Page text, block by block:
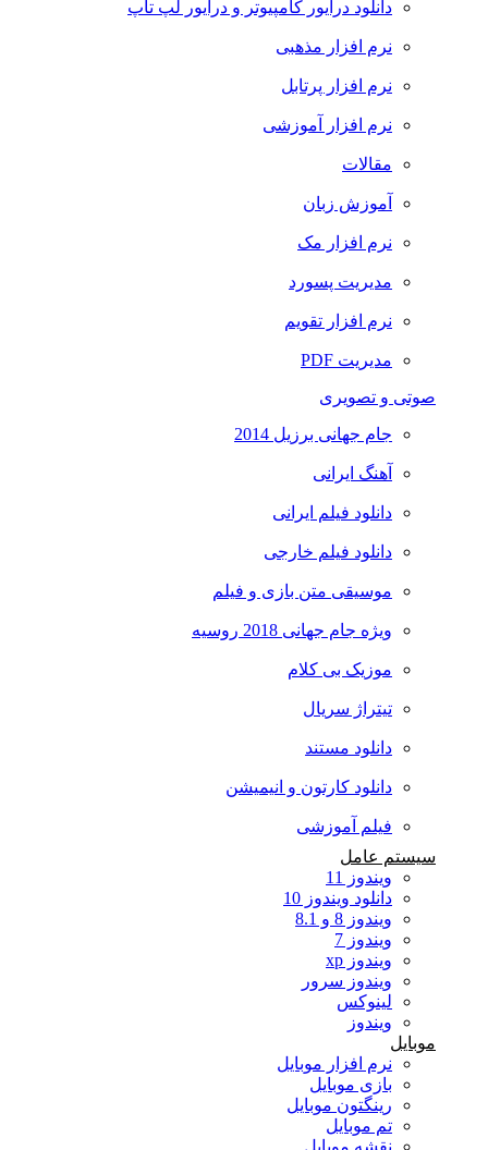
دانلود درایور کامپیوتر و درایور لپ تاپ
نرم افزار مذهبی
نرم افزار پرتابل
نرم افزار آموزشی
مقالات
آموزش زبان
نرم افزار مک
مدیریت پسورد
نرم افزار تقویم
مدیریت PDF
صوتی و تصویری
جام جهانی برزیل 2014
آهنگ ایرانی
دانلود فیلم ایرانی
دانلود فیلم خارجی
موسیقی متن بازی و فیلم
ویژه جام جهانی 2018 روسیه
موزیک بی کلام
تیتراژ سریال
دانلود مستند
دانلود کارتون و انیمیشن
فیلم آموزشی
سیستم عامل
ویندوز 11
دانلود ویندوز 10
ویندوز 8 و 8.1
ویندوز 7
ویندوز xp
ویندوز سرور
لینوکس
ویندوز
موبایل
نرم افزار موبایل
بازی موبایل
رینگتون موبایل
تم موبایل
نقشه موبایل